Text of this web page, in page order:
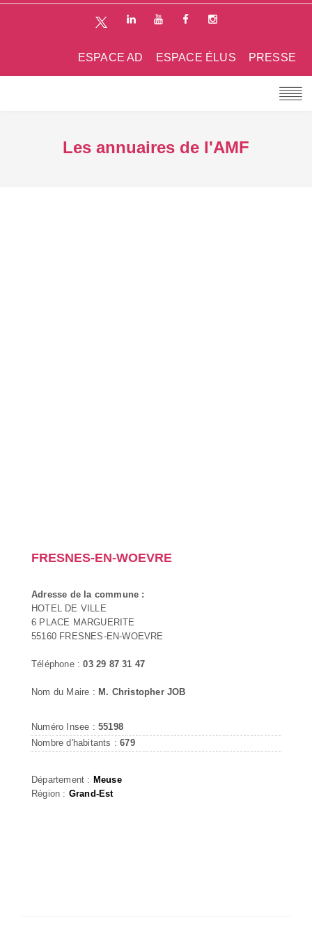
PRESSE
ESPACE ÉLUS
ESPACE AD
Les annuaires de l'AMF
FRESNES-EN-WOEVRE
Adresse de la commune :
HOTEL DE VILLE
6 PLACE MARGUERITE
55160 FRESNES-EN-WOEVRE
Téléphone :03 29 87 31 47
Nom du Maire : M. Christopher JOB
Numéro Insee : 55198
Nombre d'habitants :679
Département : Meuse
Région : Grand-Est